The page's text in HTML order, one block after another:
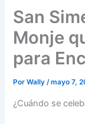
San
Monje
para
PorWally/mayo 7,
¿Cuándo se